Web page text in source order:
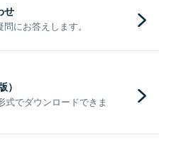
せ
にお答えします。
）
式でダウンロードできま